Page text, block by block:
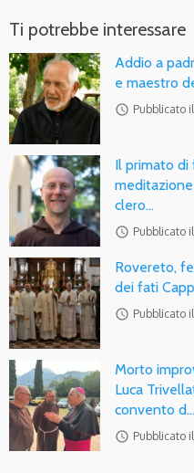
Ti potrebbe interessare
Addio a
e maestro
access_time Pubblicato
Il primato
clero…
access_time Pubblicato
Rovereto,
dei fati
access_time Pubblicato
Morto
Luca
convento d…
access_time Pubblicato